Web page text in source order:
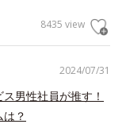
8435 view
2024/07/31
男性社員が推す！
？